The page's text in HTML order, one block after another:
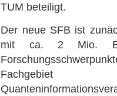
TUM beteiligt.
Der neue SFB ist
mit ca. 2 Mio.
Fachgebiet